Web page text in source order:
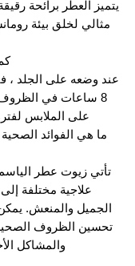
يتميز العطر برائحة
مثالي لخلق بيئة
8 ساعات في
على الملابس
ما هي الفوائد
تأتي زيوت عطر
علاجية مختلفة
الجميل والمنعش.
تحسين الظروف الصحية
والمشاكل